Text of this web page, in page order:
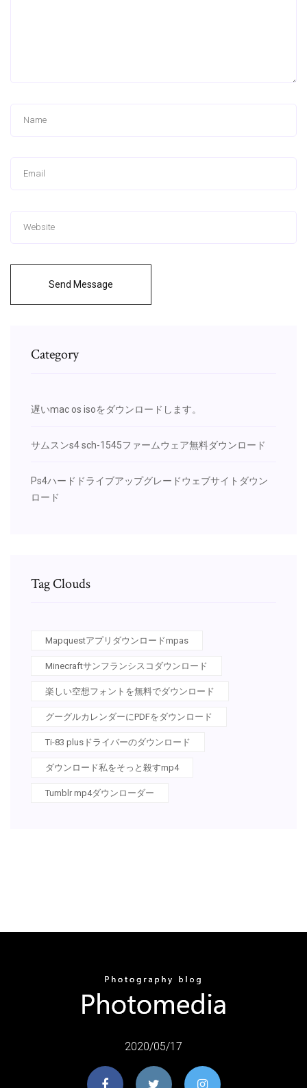
Send Message
Category
遅いmac os isoをダウンロードします。
サムスンs4 sch-1545ファームウェア無料ダウンロード
Ps4ハードドライブアップグレードウェブサイトダウン
ロード
Tag Clouds
Mapquestアプリダウンロードmpas
Minecraftサンフランシスコダウンロード
楽しい空想フォントを無料でダウンロード
グーグルカレンダーにPDFをダウンロード
Ti-83 plusドライバーのダウンロード
ダウンロード私をそっと殺すmp4
Tumblr mp4ダウンローダー
2020/05/17